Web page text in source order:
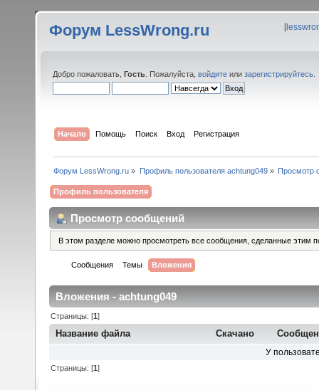
Форум LessWrong.ru [
Добро пожаловать, Гость . Пожалуйста, войдите или зарегистрируйтесь
Начало Помощь Поиск Вход Регистрация
Форум LessWrong.ru » Профиль пользователя achtung049» Просмотр
Профиль пользователя
Просмотр сообщений
В этом разделе можно просмотреть все сообщения, сделанные этим
Сообщения Темы Вложения
Вложения - achtung049
Страницы: [1]
Название файла Скачано
У
Страницы: [1]